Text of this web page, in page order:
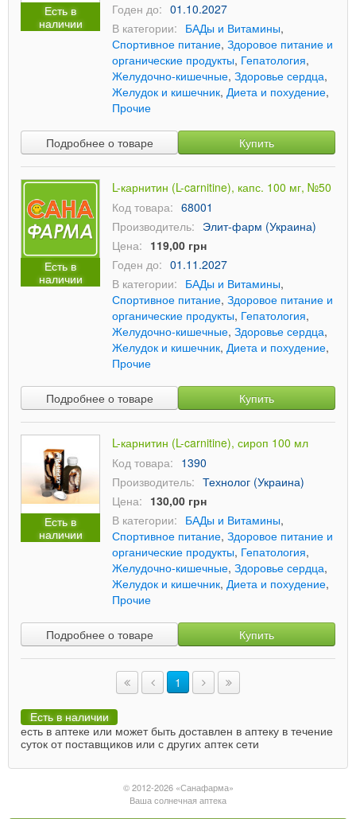
Есть в
наличии
Годен до: 01.10.2027
В категории: БАДы и Витамины,
Спортивное питание, Здоровое питание и
органические продукты, Гепатология,
Желудочно-кишечные, Здоровье сердца,
Желудок и кишечник, Диета и похудение,
Прочие
Подробнее о товаре Купить
Есть в
наличии
L-карнитин (L-carnitine), капс. 100 мг, №50
Код товара: 68001
Производитель: Элит-фарм (Украина)
Цена: 119,00 грн
Годен до: 01.11.2027
В категории: БАДы и Витамины,
Спортивное питание, Здоровое питание и
органические продукты, Гепатология,
Желудочно-кишечные, Здоровье сердца,
Желудок и кишечник, Диета и похудение,
Прочие
Подробнее о товаре Купить
Есть в
наличии
L-карнитин (L-carnitine), сироп 100 мл
Код товара: 1390
Производитель: Технолог (Украина)
Цена: 130,00 грн
В категории: БАДы и Витамины,
Спортивное питание, Здоровое питание и
органические продукты, Гепатология,
Желудочно-кишечные, Здоровье сердца,
Желудок и кишечник, Диета и похудение,
Прочие
Подробнее о товаре Купить
1
Есть в наличии
есть в аптеке или может быть доставлен в аптеку в течение
суток от поставщиков или с других аптек сети
© 2012-2026 «Санафарма»
Ваша солнечная аптека